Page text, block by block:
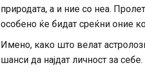
природата, а и ние со неа.
особено ќе бидат среќни оние
Имено, како што велат
шанси да најдат личност за себе.